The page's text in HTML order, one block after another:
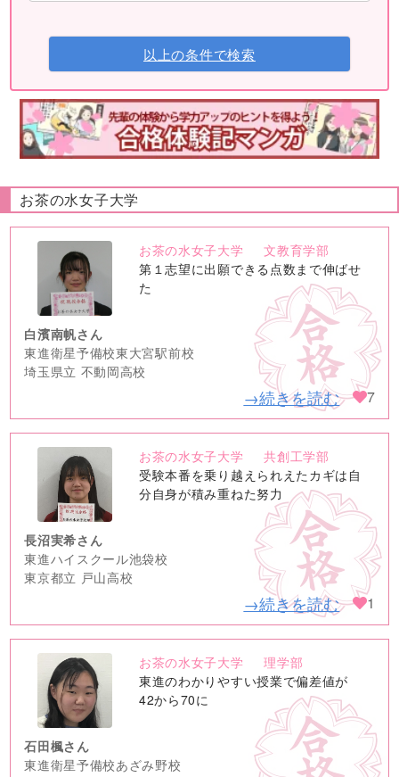
以上の条件で検索
お茶の水女子大学
no
image
お茶の水女子大学
文教育学部
第１志望に出願できる点数まで伸ばせ
た
白濱南帆さん
東進衛星予備校東大宮駅前校
埼玉県立 不動岡高校
→続きを読む 7
no
image
お茶の水女子大学
共創工学部
受験本番を乗り越えられえたカギは自
分自身が積み重ねた努力
長沼実希さん
東進ハイスクール池袋校
東京都立 戸山高校
→続きを読む 1
no
image
お茶の水女子大学
理学部
東進のわかりやすい授業で偏差値が
42から70に
石田楓さん
東進衛星予備校あざみ野校